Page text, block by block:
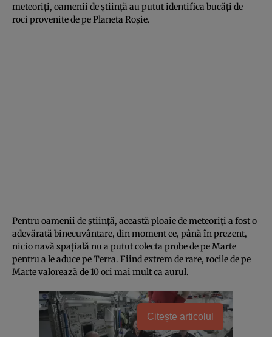
meteoriţi, oamenii de ştiinţă au putut identifica bucăţi de
roci provenite de pe Planeta Roşie.
Pentru oamenii de ştiinţă, această ploaie de meteoriţi a fost o
adevărată binecuvântare, din moment ce, până în prezent,
nicio navă spaţială nu a putut colecta probe de pe Marte
pentru a le aduce pe Terra. Fiind extrem de rare, rocile de pe
Marte valorează de 10 ori mai mult ca aurul.
Citește articolul